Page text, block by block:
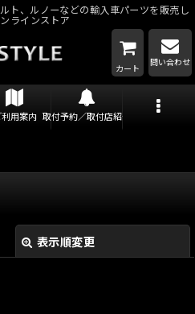
ト、ルノーなどの輸入車パーツを販売し
ラインストア
カート
問い合わせ
利用案内 取付予約／取付店紹介
表示順変更